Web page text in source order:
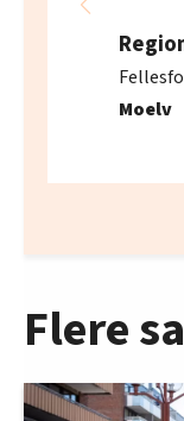
Moelv
Flere